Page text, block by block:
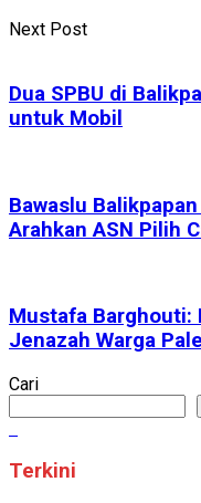
Next Post
Dua SPBU di
untuk Mobil
Bawaslu
Arahkan ASN Pilih
Mustafa Barghouti:
Jenazah Warga
Cari
Terkini